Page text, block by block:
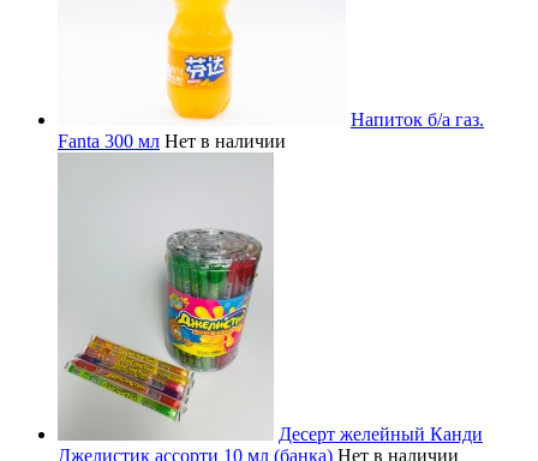
Напиток б/а газ.
Fanta 300 мл Нет в наличии
Десерт желейный Канди
Джелистик ассорти 10 мл (банка) Нет в наличии